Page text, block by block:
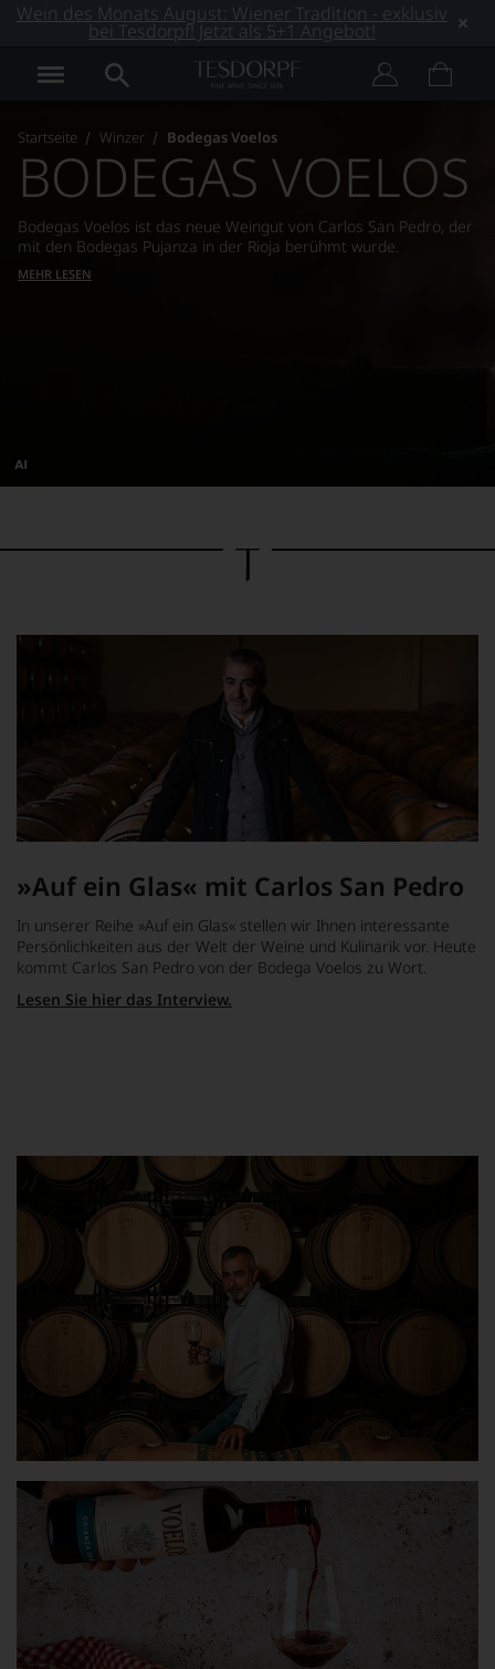
Wein des Monats August: Wiener Tradition - exklusiv
bei Tesdorpf! Jetzt als 5+1 Angebot!
Startseite Winzer Bodegas Voelos
Dieses
von
BODEGAS VOELOS
Bodegas Voelos ist das neue Weingut von Carlos San Pedro, der
mit den Bodegas Pujanza in der Rioja berühmt wurde.
MEHR LESEN
»Auf ein Glas« mit Carlos San Pedro
In unserer Reihe »Auf ein Glas« stellen wir Ihnen interessante
Persönlichkeiten aus der Welt der Weine und Kulinarik vor. Heute
kommt Carlos San Pedro von der Bodega Voelos zu Wort.
Lesen Sie hier das Interview.